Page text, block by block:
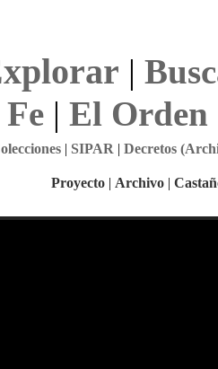
|
| El Orden
| SIPAR | Decretos
Proyecto | Archivo |